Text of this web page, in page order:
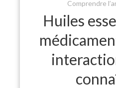
Comprendre
Huiles